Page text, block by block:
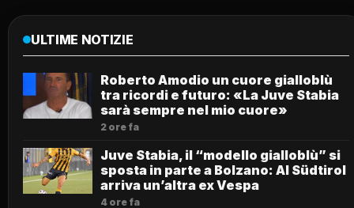
ULTIME NOTIZIE
Roberto Amodio un cuore gialloblù
tra ricordi e futuro: «La Juve Stabia
sarà sempre nel mio cuore»
2 ore fa
Juve Stabia, il “modello gialloblù” si
sposta in parte a Bolzano: Al Südtirol
arriva un’altra ex Vespa
4 ore fa